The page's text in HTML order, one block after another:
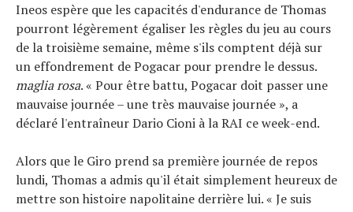
Ineos espère que les capacités d'endurance de Thomas
pourront légèrement égaliser les règles du jeu au cours
de la troisième semaine, même s'ils comptent déjà sur
un effondrement de Pogacar pour prendre le dessus.
maglia rosa. « Pour être battu, Pogacar doit passer une
mauvaise journée – une très mauvaise journée », a
déclaré l'entraîneur Dario Cioni à la RAI ce week-end.
Alors que le Giro prend sa première journée de repos
lundi, Thomas a admis qu'il était simplement heureux de
mettre son histoire napolitaine derrière lui. « Je suis